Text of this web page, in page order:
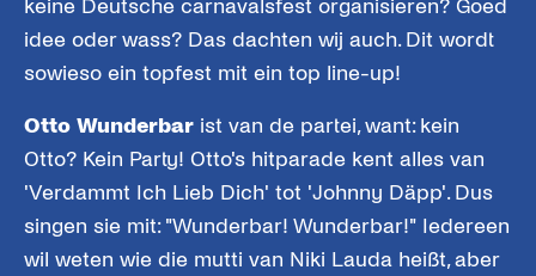
keine Deutsche carnavalsfest organisieren? Goed
idee oder wass? Das dachten wij auch. Dit wordt
sowieso ein topfest mit ein top line-up!
Otto Wunderbar ist van de partei, want: kein
Otto? Kein Party! Otto's hitparade kent alles van
'Verdammt Ich Lieb Dich' tot 'Johnny Däpp'. Dus
singen sie mit: "Wunderbar! Wunderbar!" Iedereen
wil weten wie die mutti van Niki Lauda heißt, aber